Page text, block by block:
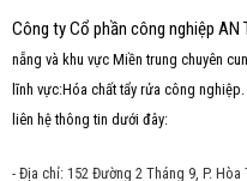
Công ty Cổ phần công nghiệp AN
nẵng và khu vực Miền trung chuyên
lĩnh vực:Hóa chất tẩy rửa công
liên hệ thông tin dưới đây:
- Địa chỉ: 152 Đường 2 Tháng 9, P.